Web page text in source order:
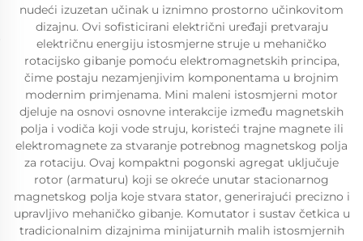
nudeći izuzetan učinak u iznimno prostorno učinkovitom
dizajnu. Ovi sofisticirani električni uređaji pretvaraju
električnu energiju istosmjerne struje u mehaničko
rotacijsko gibanje pomoću elektromagnetskih principa,
čime postaju nezamjenjivim komponentama u brojnim
modernim primjenama. Mini maleni istosmjerni motor
djeluje na osnovi osnovne interakcije između magnetskih
polja i vodiča koji vode struju, koristeći trajne magnete ili
elektromagnete za stvaranje potrebnog magnetskog polja
za rotaciju. Ovaj kompaktni pogonski agregat uključuje
rotor (armaturu) koji se okreće unutar stacionarnog
magnetskog polja koje stvara stator, generirajući precizno i
upravljivo mehaničko gibanje. Komutator i sustav četkica u
tradicionalnim dizajnima minijaturnih malih istosmjernih